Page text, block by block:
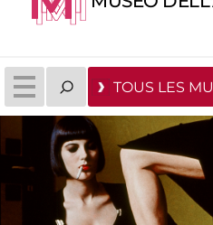
TOUS LES